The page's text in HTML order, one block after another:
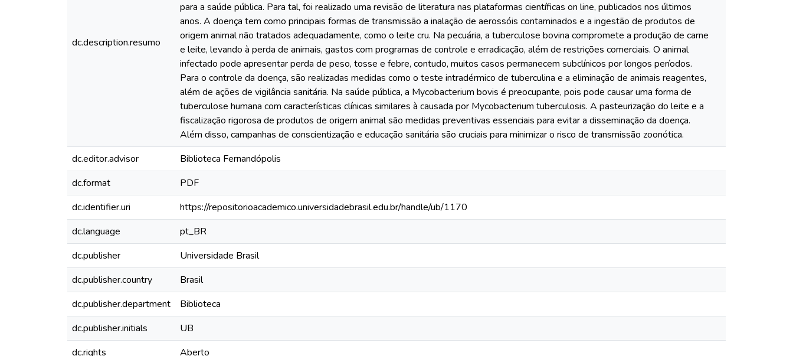
dc.description.resumo
para a saúde pública. Para tal, foi realizado uma revisão de literatura nas plataformas científicas on line, publicados nos últimos
anos. A doença tem como principais formas de transmissão a inalação de aerossóis contaminados e a ingestão de produtos de
origem animal não tratados adequadamente, como o leite cru. Na pecuária, a tuberculose bovina compromete a produção de carne
e leite, levando à perda de animais, gastos com programas de controle e erradicação, além de restrições comerciais. O animal
infectado pode apresentar perda de peso, tosse e febre, contudo, muitos casos permanecem subclínicos por longos períodos.
Para o controle da doença, são realizadas medidas como o teste intradérmico de tuberculina e a eliminação de animais reagentes,
além de ações de vigilância sanitária. Na saúde pública, a Mycobacterium bovis é preocupante, pois pode causar uma forma de
tuberculose humana com características clínicas similares à causada por Mycobacterium tuberculosis. A pasteurização do leite e a
fiscalização rigorosa de produtos de origem animal são medidas preventivas essenciais para evitar a disseminação da doença.
Além disso, campanhas de conscientização e educação sanitária são cruciais para minimizar o risco de transmissão zoonótica.
dc.editor.advisor
Biblioteca Fernandópolis
dc.format
PDF
dc.identifier.uri
https://repositorioacademico.universidadebrasil.edu.br/handle/ub/1170
dc.language
pt_BR
dc.publisher
Universidade Brasil
dc.publisher.country
Brasil
dc.publisher.department
Biblioteca
dc.publisher.initials
UB
dc.rights
Aberto